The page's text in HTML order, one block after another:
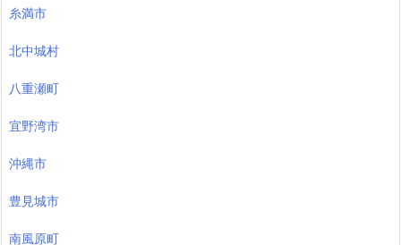
糸満市
北中城村
八重瀬町
宜野湾市
沖縄市
豊見城市
南風原町